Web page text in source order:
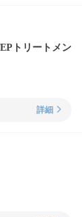
トリートメン
詳細